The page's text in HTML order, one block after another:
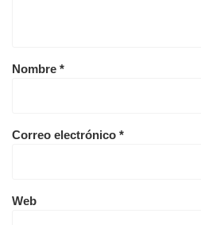
Nombre *
Correo electrónico *
Web